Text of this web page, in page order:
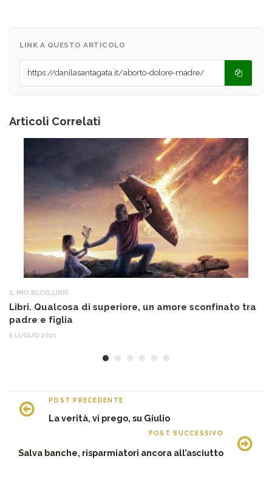
LINK A QUESTO ARTICOLO
Articoli Correlati
IL MIO BLOG LIBRI
Libri. Qualcosa di superiore, un amore sconfinato tra
padre e figlia
5 LUGLIO 2021
POST PRECEDENTE
La verità, vi prego, su Giulio
POST SUCCESSIVO
Salva banche, risparmiatori ancora all’asciutto